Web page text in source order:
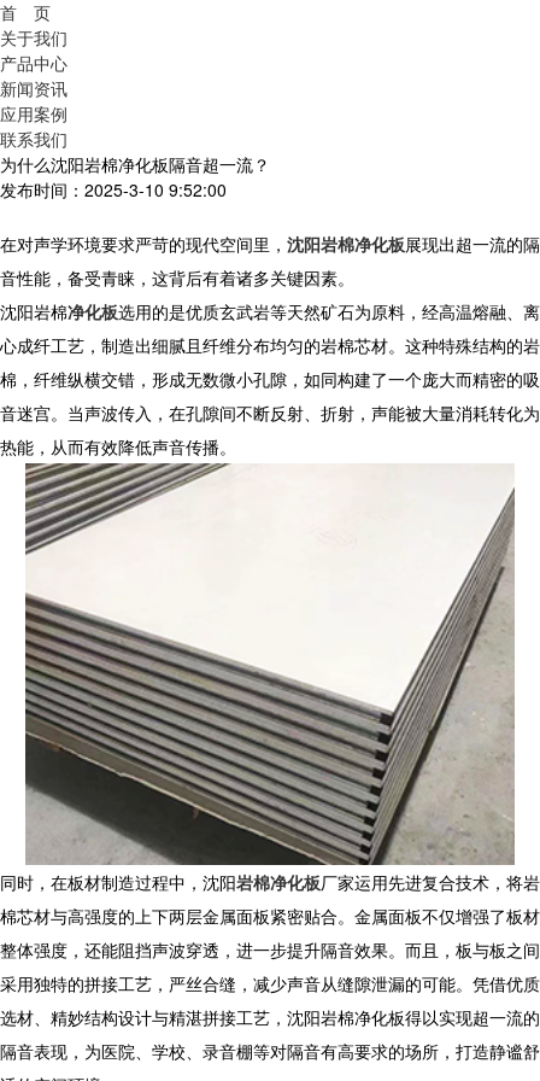
首 页
关于我们
产品中心
新闻资讯
应用案例
联系我们
为什么沈阳岩棉净化板隔音超一流？
发布时间：2025-3-10 9:52:00
在对声学环境要求严苛的现代空间里， 沈阳岩棉净化板展现出超一流的隔
音性能，备受青睐，这背后有着诸多关键因素。
沈阳岩棉净化板选用的是优质玄武岩等天然矿石为原料，经高温熔融、离
心成纤工艺，制造出细腻且纤维分布均匀的岩棉芯材。这种特殊结构的岩
棉，纤维纵横交错，形成无数微小孔隙，如同构建了一个庞大而精密的吸
音迷宫。当声波传入，在孔隙间不断反射、折射，声能被大量消耗转化为
热能，从而有效降低声音传播。
同时，在板材制造过程中，沈阳岩棉净化板厂家运用先进复合技术，将岩
棉芯材与高强度的上下两层金属面板紧密贴合。金属面板不仅增强了板材
整体强度，还能阻挡声波穿透，进一步提升隔音效果。而且，板与板之间
采用独特的拼接工艺，严丝合缝，减少声音从缝隙泄漏的可能。凭借优质
选材、精妙结构设计与精湛拼接工艺，沈阳岩棉净化板得以实现超一流的
隔音表现，为医院、学校、录音棚等对隔音有高要求的场所，打造静谧舒